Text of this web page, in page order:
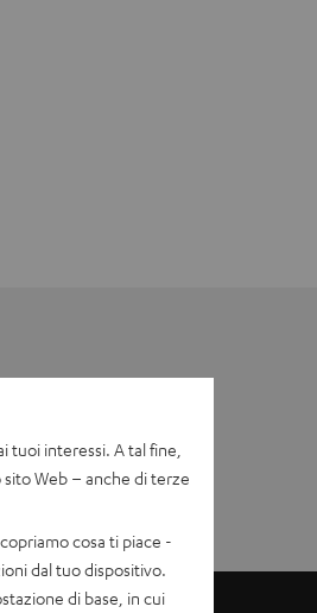
tuoi interessi. A tal fine,
Web – anche di terze
cosa ti piace -
dal tuo dispositivo.
di base, in cui